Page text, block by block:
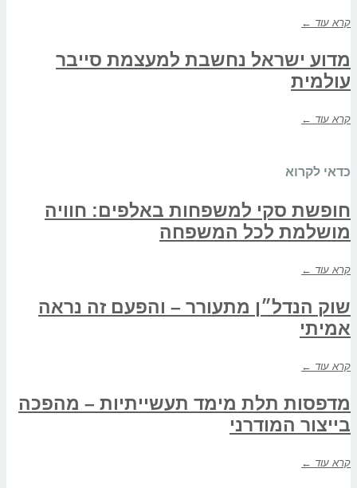
קרא עוד ←
מדוע ישראל נחשבת למעצמת סייבר
עולמית
קרא עוד ←
כדאי לקרוא
חופשת סקי למשפחות באלפים: חוויה
מושלמת לכל המשפחה
קרא עוד ←
שוק הנדל״ן מתעורר – והפעם זה נראה
אמיתי
קרא עוד ←
מדפסות תלת מימד תעשייתיות – מהפכה
בייצור המודרני
קרא עוד ←